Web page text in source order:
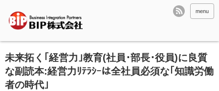
menu
未来拓く｢経営力｣教育(社員･部長･役員)に良質
な副読本:経営力ﾘﾃﾗｼｰは全社員必須な｢知識労働
者の時代｣